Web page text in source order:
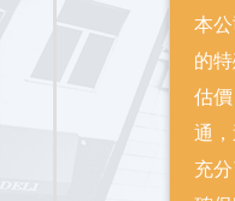
本
的
估
通
充